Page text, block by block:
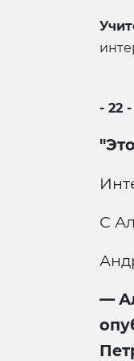
- 22 -
"
С
—